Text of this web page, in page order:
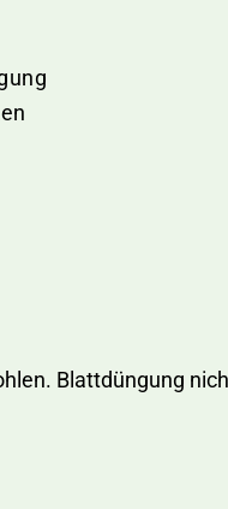
Blattdüngung